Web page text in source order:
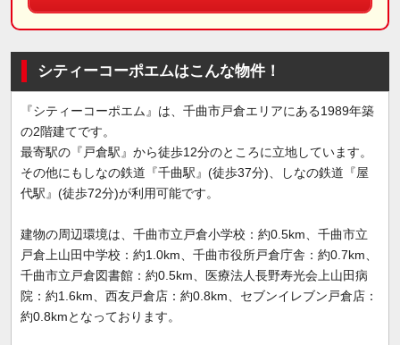
シティーコーポエムはこんな物件！
『シティーコーポエム』は、千曲市戸倉エリアにある1989年築
の2階建てです。
最寄駅の『戸倉駅』から徒歩12分のところに立地しています。
その他にもしなの鉄道『千曲駅』(徒歩37分)、しなの鉄道『屋
代駅』(徒歩72分)が利用可能です。
建物の周辺環境は、千曲市立戸倉小学校：約0.5km、千曲市立
戸倉上山田中学校：約1.0km、千曲市役所戸倉庁舎：約0.7km、
千曲市立戸倉図書館：約0.5km、医療法人長野寿光会上山田病
院：約1.6km、西友戸倉店：約0.8km、セブンイレブン戸倉店：
約0.8kmとなっております。